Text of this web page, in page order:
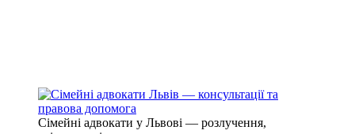
Сімейні адвокати у Львові — розлучення,